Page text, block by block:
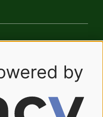
The Good Company
Oasyhotel